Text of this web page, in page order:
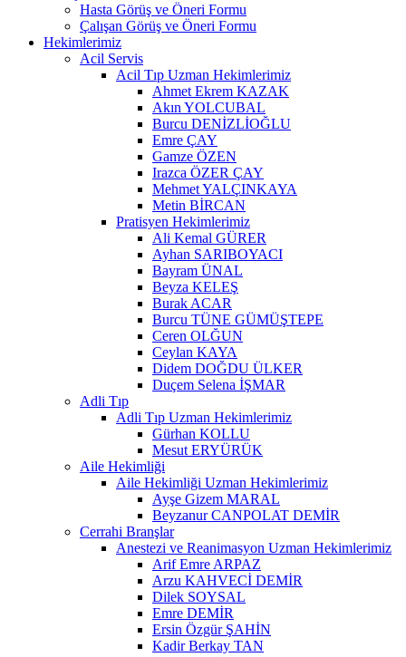
Hasta Görüş ve Öneri Formu
Çalışan Görüş ve Öneri Formu
Hekimlerimiz
Acil Servis
Acil Tıp Uzman Hekimlerimiz
Ahmet Ekrem KAZAK
Akın YOLCUBAL
Burcu DENİZLİOĞLU
Emre ÇAY
Gamze ÖZEN
Irazca ÖZER ÇAY
Mehmet YALÇINKAYA
Metin BİRCAN
Pratisyen Hekimlerimiz
Ali Kemal GÜRER
Ayhan SARIBOYACI
Bayram ÜNAL
Beyza KELEŞ
Burak ACAR
Burcu TÜNE GÜMÜŞTEPE
Ceren OLĞUN
Ceylan KAYA
Didem DOĞDU ÜLKER
Duçem Selena İŞMAR
Adli Tıp
Adli Tıp Uzman Hekimlerimiz
Gürhan KOLLU
Mesut ERYÜRÜK
Aile Hekimliği
Aile Hekimliği Uzman Hekimlerimiz
Ayşe Gizem MARAL
Beyzanur CANPOLAT DEMİR
Cerrahi Branşlar
Anestezi ve Reanimasyon Uzman Hekimlerimiz
Arif Emre ARPAZ
Arzu KAHVECİ DEMİR
Dilek SOYSAL
Emre DEMİR
Ersin Özgür ŞAHİN
Kadir Berkay TAN